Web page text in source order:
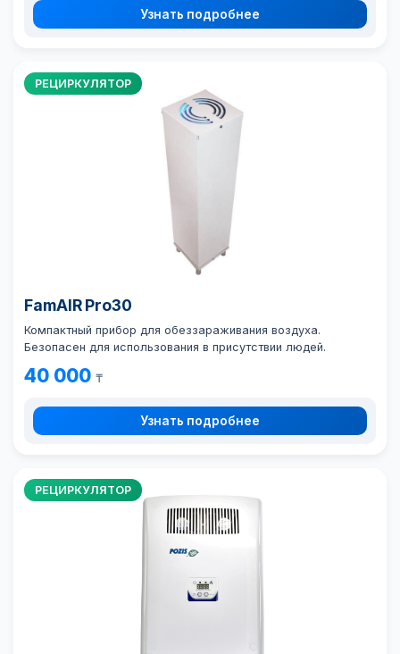
Узнать подробнее
РЕЦИРКУЛЯТОР
FamAIR Pro30
Компактный прибор для обеззараживания воздуха.
Безопасен для использования в присутствии людей.
40 000 ₸
Узнать подробнее
РЕЦИРКУЛЯТОР